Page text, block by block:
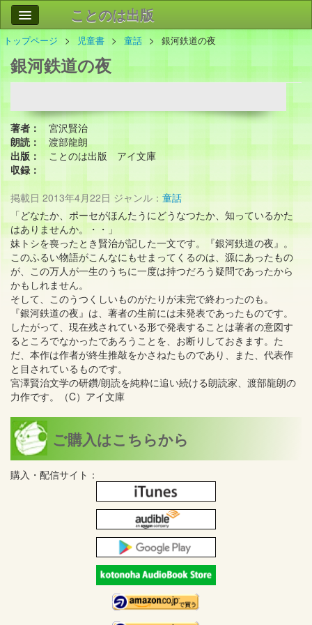
ことのは出版
作品
事業案内
会社情報
トップページ 児童書 童話 銀河鉄道の夜
銀河鉄道の夜
著者：
宮沢賢治
朗読：
渡部龍朗
出版：
ことのは出版 アイ文庫
収録：
掲載日 2013年4月22日 ジャンル： 童話
「どなたか、ポーセがほんたうにどうなつたか、知っているかた
はありませんか。・・」
妹トシを喪ったとき賢治が記した一文です。『銀河鉄道の夜』。
このふるい物語がこんなにもせまってくるのは、源にあったもの
が、この万人が一生のうちに一度は持つだろう疑問であったから
かもしれません。
そして、このうつくしいものがたりが未完で終わったのも。
『銀河鉄道の夜』は、著者の生前には未発表であったものです。
したがって、現在残されている形で発表することは著者の意図す
るところでなかったであろうことを、お断りしておきます。た
だ、本作は作者が終生推敲をかさねたものであり、また、代表作
と目されているものです。
宮澤賢治文学の研鑽/朗読を純粋に追い続ける朗読家、渡部龍朗の
力作です。（C）アイ文庫
ご購入はこちらから
購入・配信サイト：